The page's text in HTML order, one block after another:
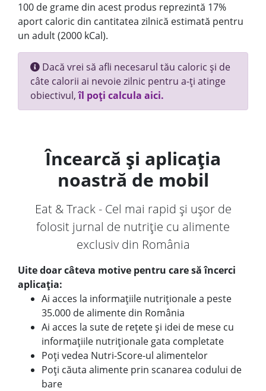
100 de grame din acest produs reprezintă 17%
aport caloric din cantitatea zilnică estimată pentru
un adult (2000 kCal).
Dacă vrei să afli necesarul tău caloric și de
câte calorii ai nevoie zilnic pentru a-ți atinge
obiectivul,îl poți calcula aici.
Încearcă și aplicația
noastră de mobil
Eat & Track - Cel mai rapid și ușor de
folosit jurnal de nutriție cu alimente
exclusiv din România
Uite doar câteva motive pentru care să încerci
aplicația:
Ai acces la informațiile nutriționale a peste
35.000 de alimente din România
Ai acces la sute de rețete și idei de mese cu
informațiile nutriționale gata completate
Poți vedea Nutri-Score-ul alimentelor
Poți căuta alimente prin scanarea codului de
bare